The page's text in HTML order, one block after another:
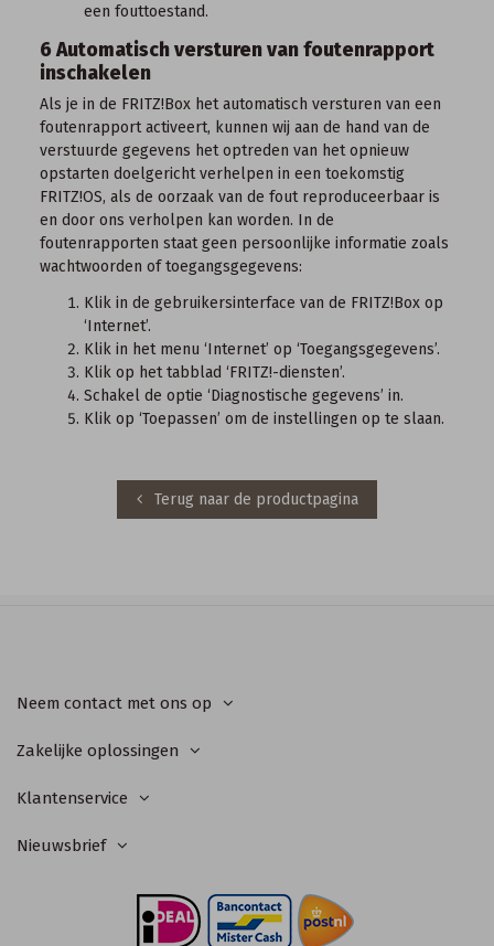
een fouttoestand.
6 Automatisch versturen van foutenrapport
inschakelen
Als je in de FRITZ!Box het automatisch versturen van een
foutenrapport activeert, kunnen wij aan de hand van de
verstuurde gegevens het optreden van het opnieuw
opstarten doelgericht verhelpen in een toekomstig
FRITZ!OS, als de oorzaak van de fout reproduceerbaar is
en door ons verholpen kan worden. In de
foutenrapporten staat geen persoonlijke informatie zoals
wachtwoorden of toegangsgegevens:
Klik in de gebruikersinterface van de FRITZ!Box op
‘Internet’.
Klik in het menu ‘Internet’ op ‘Toegangsgegevens’.
Klik op het tabblad ‘FRITZ!-diensten’.
Schakel de optie ‘Diagnostische gegevens’ in.
Klik op ‘Toepassen’ om de instellingen op te slaan.
Terug naar de productpagina
Neem contact met ons op
Zakelijke oplossingen
Klantenservice
Nieuwsbrief